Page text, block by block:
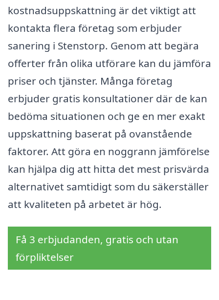
kostnadsuppskattning är det viktigt att
kontakta flera företag som erbjuder
sanering i Stenstorp. Genom att begära
offerter från olika utförare kan du jämföra
priser och tjänster. Många företag
erbjuder gratis konsultationer där de kan
bedöma situationen och ge en mer exakt
uppskattning baserat på ovanstående
faktorer. Att göra en noggrann jämförelse
kan hjälpa dig att hitta det mest prisvärda
alternativet samtidigt som du säkerställer
att kvaliteten på arbetet är hög.
Få 3 erbjudanden, gratis och utan
förpliktelser